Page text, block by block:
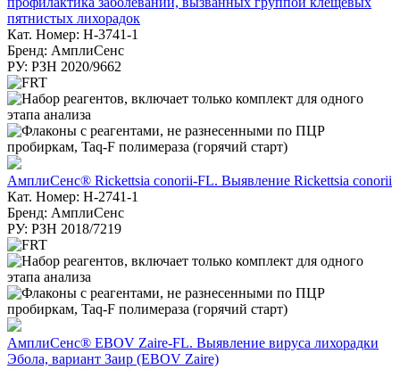
пятнистых лихорадок
Кат. Номер: H-3741-1
Бренд: АмплиСенс
РУ: РЗН 2020/9662
АмплиСенс® Rickettsia conorii-FL. Выявление Rickettsia conorii
Кат. Номер: H-2741-1
Бренд: АмплиСенс
РУ: РЗН 2018/7219
АмплиСенс® EBOV Zaire-FL. Выявление вируса лихорадки
Эбола, вариант Заир (EBOV Zaire)